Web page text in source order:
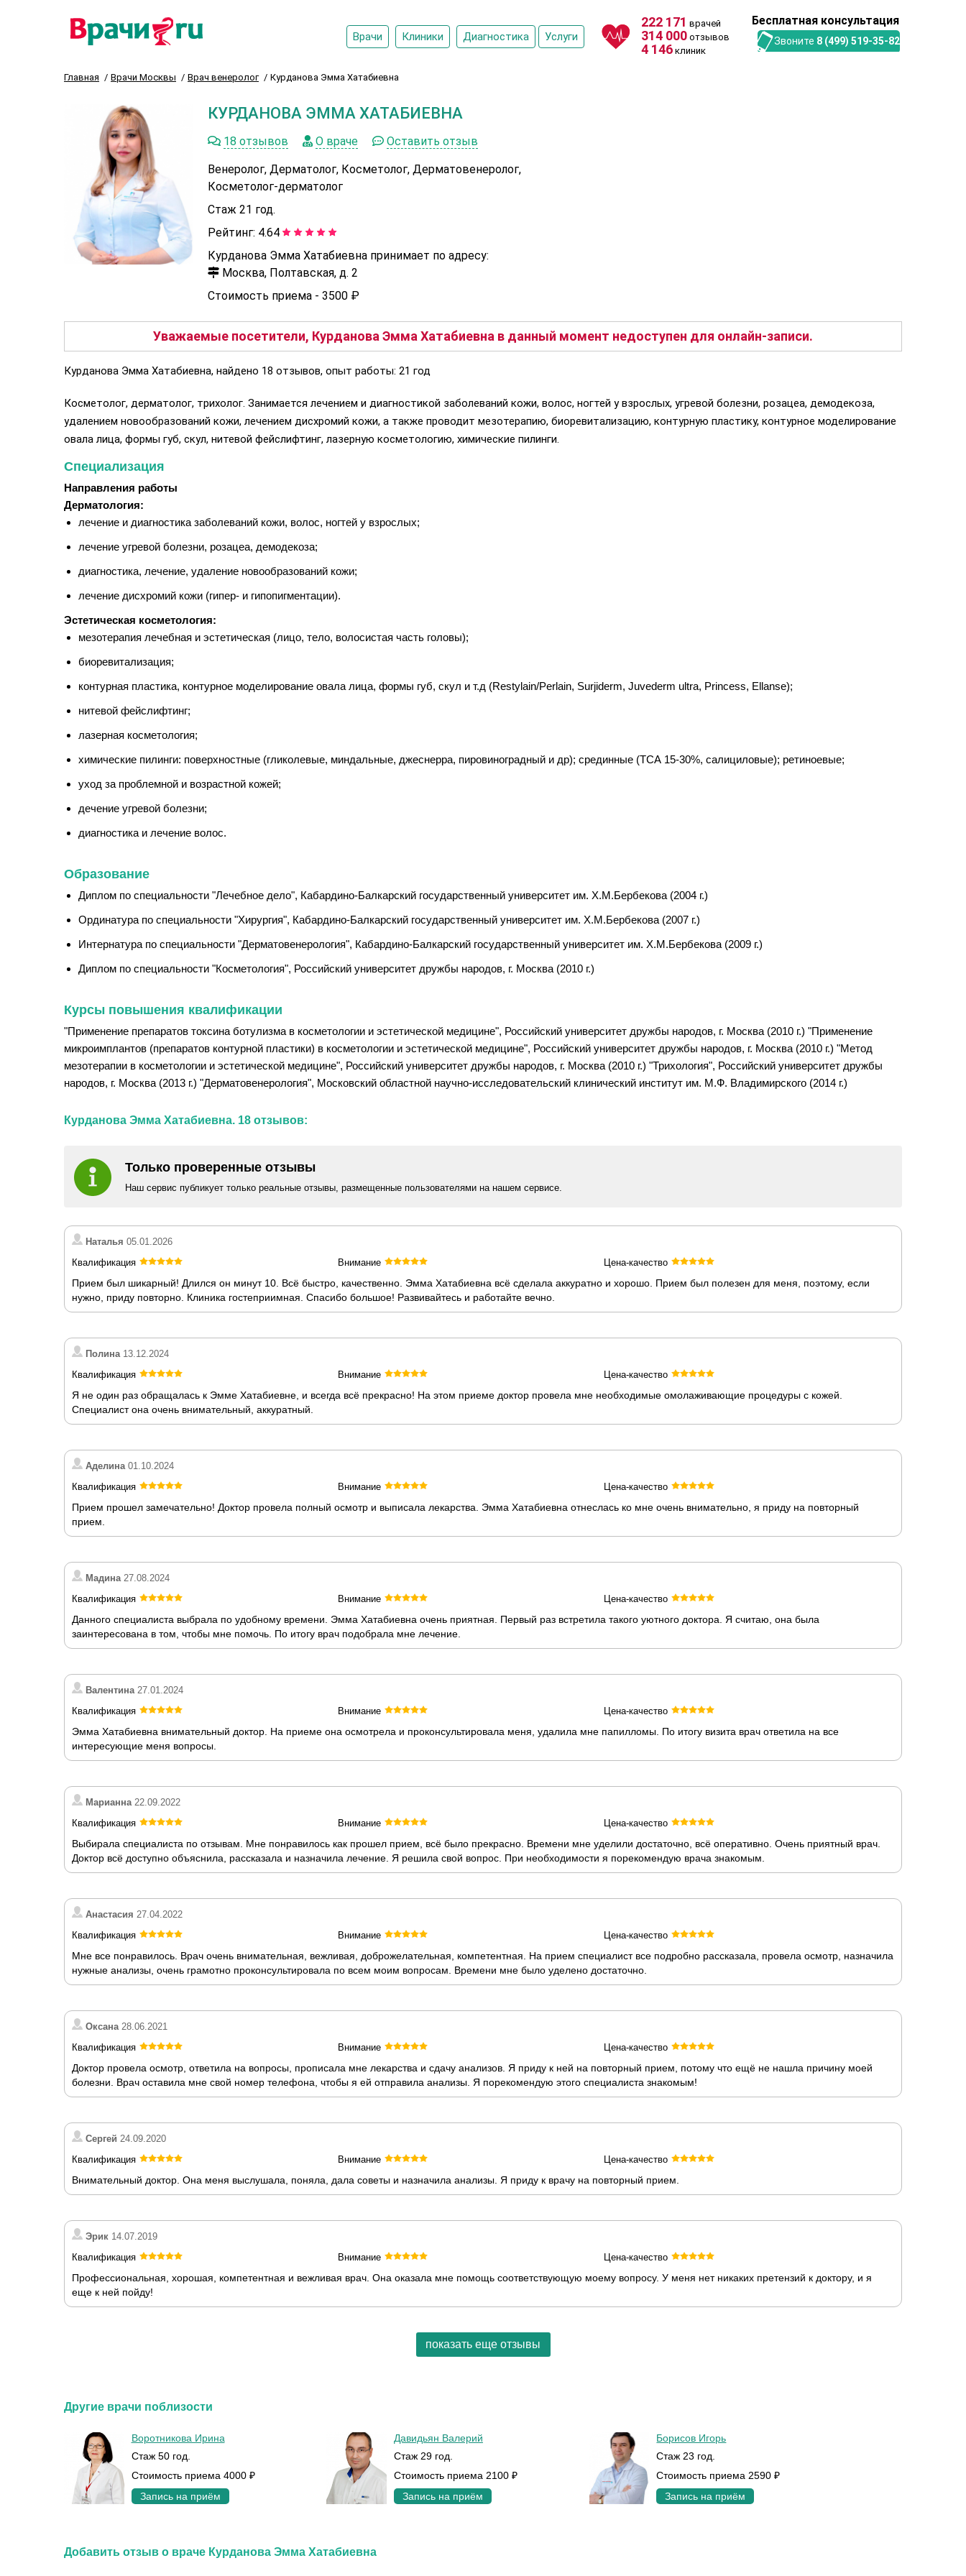
Врачи Клиники Диагностика Услуги
222 171 врачей
314 000 отзывов
4 146 клиник
Бесплатная консультация
Звоните 8 (499) 519-35-82
Главная Врачи Москвы Врач венеролог Курданова Эмма Хатабиевна
КУРДАНОВА ЭММА ХАТАБИЕВНА
18 отзывов О враче Оставить отзыв
Венеролог, Дерматолог, Косметолог, Дерматовенеролог,
Косметолог-дерматолог
Стаж 21 год.
Рейтинг: 4.64
Курданова Эмма Хатабиевна принимает по адресу:
Москва, Полтавская, д. 2
Стоимость приема - 3500 ₽
Уважаемые посетители, Курданова Эмма Хатабиевна в данный момент недоступен для онлайн-записи.
Курданова Эмма Хатабиевна, найдено 18 отзывов, опыт работы: 21 год
Косметолог, дерматолог, трихолог. Занимается лечением и диагностикой заболеваний кожи, волос, ногтей у взрослых, угревой болезни, розацеа, демодекоза,
удалением новообразований кожи, лечением дисхромий кожи, а также проводит мезотерапию, биоревитализацию, контурную пластику, контурное моделирование
овала лица, формы губ, скул, нитевой фейслифтинг, лазерную косметологию, химические пилинги.
Специализация
Направления работы
Дерматология:
лечение и диагностика заболеваний кожи, волос, ногтей у взрослых;
лечение угревой болезни, розацеа, демодекоза;
диагностика, лечение, удаление новообразований кожи;
лечение дисхромий кожи (гипер- и гипопигментации).
Эстетическая косметология:
мезотерапия лечебная и эстетическая (лицо, тело, волосистая часть головы);
биоревитализация;
контурная пластика, контурное моделирование овала лица, формы губ, скул и т.д (Restylain/Perlain, Surjiderm, Juvederm ultra, Princess, Ellanse);
нитевой фейслифтинг;
лазерная косметология;
химические пилинги: поверхностные (гликолевые, миндальные, джеснерра, пировиноградный и др); срединные (ТСА 15-30%, салициловые); ретиноевые;
уход за проблемной и возрастной кожей;
дечение угревой болезни;
диагностика и лечение волос.
Образование
Диплом по специальности "Лечебное дело", Кабардино-Балкарский государственный университет им. Х.М.Бербекова (2004 г.)
Ординатура по специальности "Хирургия", Кабардино-Балкарский государственный университет им. Х.М.Бербекова (2007 г.)
Интернатура по специальности "Дерматовенерология", Кабардино-Балкарский государственный университет им. Х.М.Бербекова (2009 г.)
Диплом по специальности "Косметология", Российский университет дружбы народов, г. Москва (2010 г.)
Курсы повышения квалификации
"Применение препаратов токсина ботулизма в косметологии и эстетической медицине", Российский университет дружбы народов, г. Москва (2010 г.) "Применение
микроимплантов (препаратов контурной пластики) в косметологии и эстетической медицине", Российский университет дружбы народов, г. Москва (2010 г.) "Метод
мезотерапии в косметологии и эстетической медицине", Российский университет дружбы народов, г. Москва (2010 г.) "Трихология", Российский университет дружбы
народов, г. Москва (2013 г.) "Дерматовенерология", Московский областной научно-исследовательский клинический институт им. М.Ф. Владимирского (2014 г.)
Курданова Эмма Хатабиевна. 18 отзывов:
Только проверенные отзывы
Наш сервис публикует только реальные отзывы, размещенные пользователями на нашем сервисе.
Наталья 05.01.2026
Квалификация
Внимание Цена-качество
Прием был шикарный! Длился он минут 10. Всё быстро, качественно. Эмма Хатабиевна всё сделала аккуратно и хорошо. Прием был полезен для меня, поэтому, если
нужно, приду повторно. Клиника гостеприимная. Спасибо большое! Развивайтесь и работайте вечно.
Полина13.12.2024
Квалификация
Внимание Цена-качество
Я не один раз обращалась к Эмме Хатабиевне, и всегда всё прекрасно! На этом приеме доктор провела мне необходимые омолаживающие процедуры с кожей.
Специалист она очень внимательный, аккуратный.
Аделина01.10.2024
Квалификация
Внимание Цена-качество
Прием прошел замечательно! Доктор провела полный осмотр и выписала лекарства. Эмма Хатабиевна отнеслась ко мне очень внимательно, я приду на повторный
прием.
Мадина27.08.2024
Квалификация
Внимание Цена-качество
Данного специалиста выбрала по удобному времени. Эмма Хатабиевна очень приятная. Первый раз встретила такого уютного доктора. Я считаю, она была
заинтересована в том, чтобы мне помочь. По итогу врач подобрала мне лечение.
Валентина27.01.2024
Квалификация
Внимание Цена-качество
Эмма Хатабиевна внимательный доктор. На приеме она осмотрела и проконсультировала меня, удалила мне папилломы. По итогу визита врач ответила на все
интересующие меня вопросы.
Марианна22.09.2022
Квалификация
Внимание Цена-качество
Выбирала специалиста по отзывам. Мне понравилось как прошел прием, всё было прекрасно. Времени мне уделили достаточно, всё оперативно. Очень приятный врач.
Доктор всё доступно объяснила, рассказала и назначила лечение. Я решила свой вопрос. При необходимости я порекомендую врача знакомым.
Анастасия 27.04.2022
Квалификация
Внимание Цена-качество
Мне все понравилось. Врач очень внимательная, вежливая, доброжелательная, компетентная. На прием специалист все подробно рассказала, провела осмотр, назначила
нужные анализы, очень грамотно проконсультировала по всем моим вопросам. Времени мне было уделено достаточно.
Оксана28.06.2021
Квалификация
Внимание Цена-качество
Доктор провела осмотр, ответила на вопросы, прописала мне лекарства и сдачу анализов. Я приду к ней на повторный прием, потому что ещё не нашла причину моей
болезни. Врач оставила мне свой номер телефона, чтобы я ей отправила анализы. Я порекомендую этого специалиста знакомым!
Сергей 24.09.2020
Квалификация
Внимание Цена-качество
Внимательный доктор. Она меня выслушала, поняла, дала советы и назначила анализы. Я приду к врачу на повторный прием.
Эрик 14.07.2019
Квалификация
Внимание Цена-качество
Профессиональная, хорошая, компетентная и вежливая врач. Она оказала мне помощь соответствующую моему вопросу. У меня нет никаких претензий к доктору, и я
еще к ней пойду!
показать еще отзывы
Другие врачи поблизости
Воротникова Ирина
Стаж 50 год.
Стоимость приема 4000 ₽
Запись на приём
Давидьян Валерий
Стаж 29 год.
Стоимость приема 2100 ₽
Запись на приём
Борисов Игорь
Стаж 23 год.
Стоимость приема 2590 ₽
Запись на приём
Добавить отзыв о враче Курданова Эмма Хатабиевна